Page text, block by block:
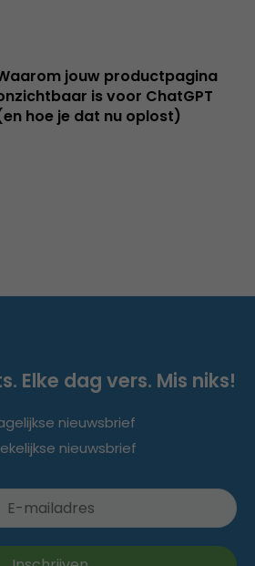
jouw productpagina
is voor ChatGPT
hoe je dat nu oplost)
Elke dag vers. Mis niks!
nieuwsbrief
nieuwsbrief